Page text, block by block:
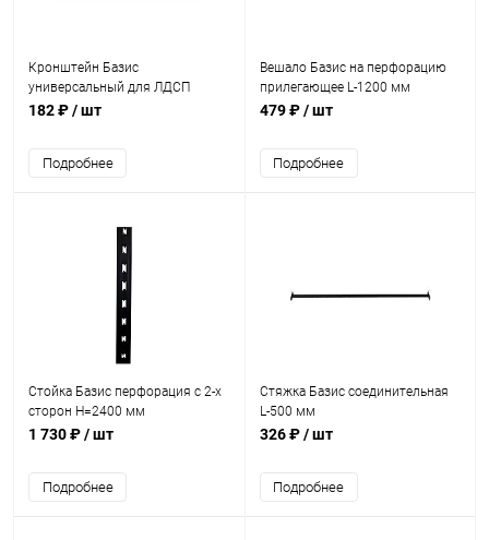
Кронштейн Базис
универсальный для ЛДСП
правый L-410 мм
182 ₽/ шт
Подробнее
Вешало Базис на перфорацию
прилегающее L-1200 мм
479 ₽/ шт
Подробнее
Стойка Базис перфорация с 2-х
сторон H=2400 мм
1 730 ₽/ шт
Подробнее
Стяжка Базис соединительная
L-500 мм
326 ₽/ шт
Подробнее